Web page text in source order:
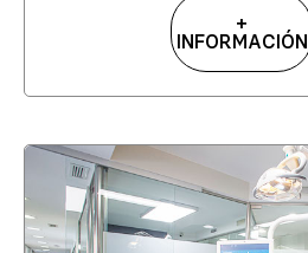
+
INFORMACIÓN